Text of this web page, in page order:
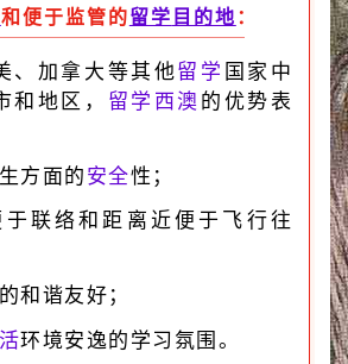
和便于监管的留学目的地：
、加拿大等其他留学 国家中
地区， 留学 西澳的优势表
方面的安全性；
联络和距离近便于飞行往
的和谐友好；
环境安逸的学习氛围。